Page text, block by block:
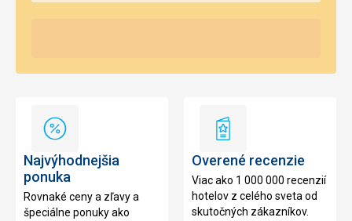
Najvýhodnejšia
Najvýhodnejšia
ponuka
Rovnaké ceny a zľavy a
špeciálne ponuky ako
Overené
Overené recenzie
Viac ako 1 000 000 recenzií
hotelov z celého sveta od
skutočných zákazníkov.